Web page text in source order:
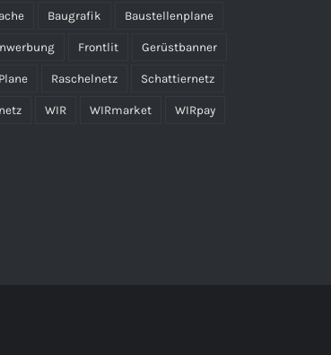
Baugrafik Baustellenplane
Frontlit Gerüstbanner
Plane Raschelnetz Schattiernetz
WIR WIRmarket WIRpay